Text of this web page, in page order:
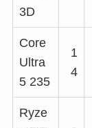
3D
Core
Ultra
5 235
1
4
Ryze